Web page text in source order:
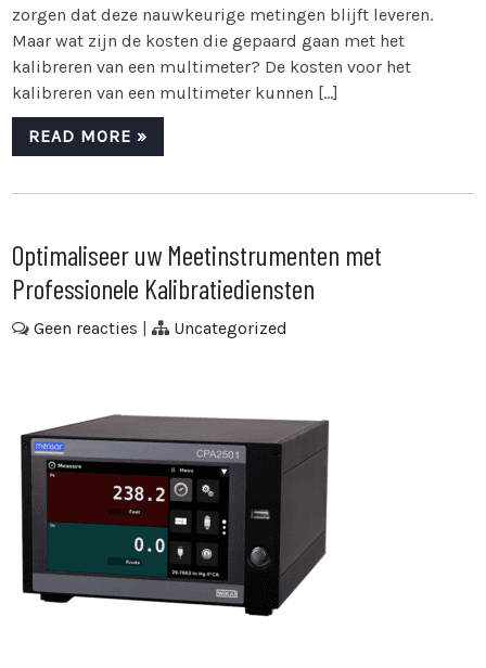
zorgen dat deze nauwkeurige metingen blijft leveren.
Maar wat zijn de kosten die gepaard gaan met het
kalibreren van een multimeter? De kosten voor het
kalibreren van een multimeter kunnen […]
READ MORE »
Optimaliseer uw Meetinstrumenten met
Professionele Kalibratiediensten
Geen reacties | Uncategorized